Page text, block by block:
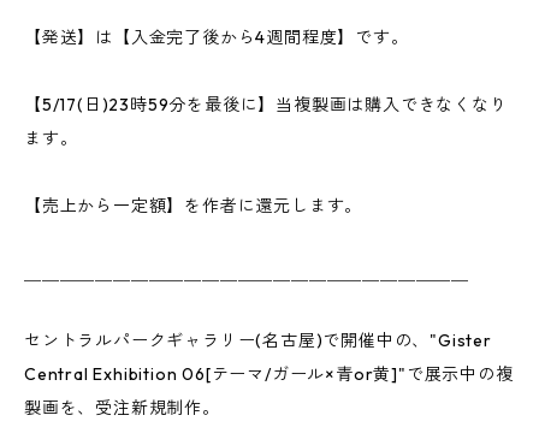
【発送】は【入金完了後から4週間程度】です。
【5/17(日)23時59分を最後に】当複製画は購入できなくなり
ます。
【売上から一定額】を作者に還元します。
セントラルパークギャラリー(名古屋)で開催中の、"Gister
Central Exhibition 06[テーマ/ガール×青or黄]"で展示中の複
製画を、受注新規制作。